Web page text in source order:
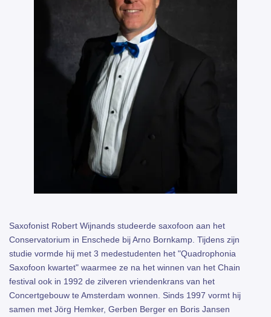
Saxofonist Robert Wijnands studeerde saxofoon aan het
Conservatorium in Enschede bij Arno Bornkamp. Tijdens zijn
studie vormde hij met 3 medestudenten het "Quadrophonia
Saxofoon kwartet" waarmee ze na het winnen van het Chain
festival ook in 1992 de zilveren vriendenkrans van het
Concertgebouw te Amsterdam wonnen. Sinds 1997 vormt hij
samen met Jörg Hemker, Gerben Berger en Boris Jansen